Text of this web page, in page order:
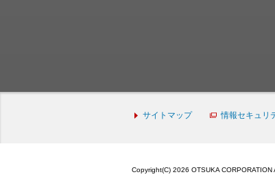
サイトマップ 情報セキュリ
Copyright(C) 2026 OTSUKA CORPORATION